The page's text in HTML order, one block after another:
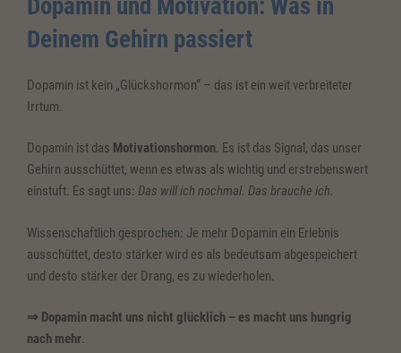
Dopamin und Motivation: Was in
Deinem Gehirn passiert
Dopamin ist kein „Glückshormon“ – das ist ein weit verbreiteter
Irrtum.
Dopamin ist das Motivationshormon. Es ist das Signal, das unser
Gehirn ausschüttet, wenn es etwas als wichtig und erstrebenswert
einstuft. Es sagt uns: Das will ich nochmal. Das brauche ich.
Wissenschaftlich gesprochen: Je mehr Dopamin ein Erlebnis
ausschüttet, desto stärker wird es als bedeutsam abgespeichert
und desto stärker der Drang, es zu wiederholen.
⇒ Dopamin macht uns nicht glücklich – es macht uns hungrig
nach mehr.